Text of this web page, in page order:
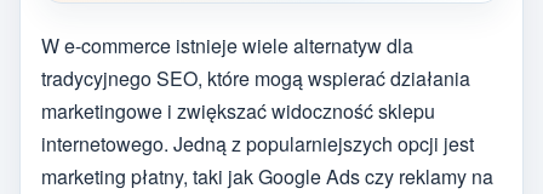
W e-commerce istnieje wiele alternatyw dla
tradycyjnego SEO, które mogą wspierać działania
marketingowe i zwiększać widoczność sklepu
internetowego. Jedną z popularniejszych opcji jest
marketing płatny, taki jak Google Ads czy reklamy na